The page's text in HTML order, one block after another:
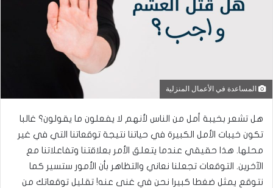
المساعدة في الأعمال المنزلية
هل تشعر بخيبة أمل من الناس لأنهم لا يفعلون ما يقولون؟ غالبا
تكون خيبات الأمل الكبيرة في حياتنا نتيجة توقعاتنا التي في غير
محلها. هذا حقيقي عندما يتعلق الأمر بعلاقتنا وتفاعلاتنا مع
الآخرين. التوقعات تجعلنا نعاني والتظاهر بأن الأمور ستسير كما
نتوقع يمثل ضغطا كبيرا نحن في غنى عنه! تقليل توقعاتك من